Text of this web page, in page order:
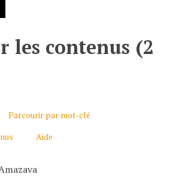
les contenus (2
Parcourir par mot-clé
Aide